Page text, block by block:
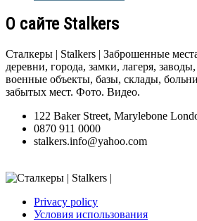
О сайте Stalkers
Сталкеры | Stalkers | Заброшенные
деревни, города, замки, лагеря,
военные объекты, базы, склады,
забытых мест. Фото. Видео.
122 Baker Street, Marylebone
0870 911 0000
stalkers.info@yahoo.com
Privacy policy
Условия использования